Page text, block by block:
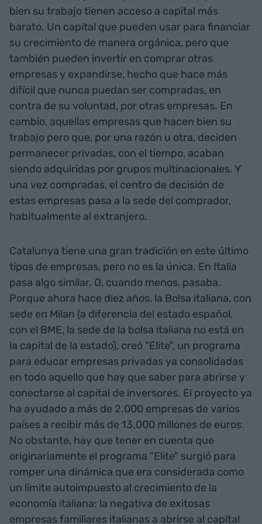
bien su trabajo tienen acceso a capital más
barato. Un capital que pueden usar para financiar
su crecimiento de manera orgánica, pero que
también pueden invertir en comprar otras
empresas y expandirse, hecho que hace más
difícil que nunca puedan ser compradas, en
contra de su voluntad, por otras empresas. En
cambio, aquellas empresas que hacen bien su
trabajo pero que, por una razón u otra, deciden
permanecer privadas, con el tiempo, acaban
siendo adquiridas por grupos multinacionales. Y
una vez compradas, el centro de decisión de
estas empresas pasa a la sede del comprador,
habitualmente al extranjero.
Catalunya tiene una gran tradición en este último
tipos de empresas, pero no es la única. En Italia
pasa algo similar. O, cuando menos, pasaba.
Porque ahora hace diez años, la Bolsa italiana, con
sede en Milan (a diferencia del estado español,
con el BME, la sede de la bolsa italiana no está en
la capital de la estado), creó "Elite", un programa
para educar empresas privadas ya consolidadas
en todo aquello que hay que saber para abrirse y
conectarse al capital de inversores. El proyecto ya
ha ayudado a más de 2.000 empresas de varios
países a recibir más de 13.000 millones de euros.
No obstante, hay que tener en cuenta que
originariamente el programa "Elite" surgió para
romper una dinámica que era considerada como
un límite autoimpuesto al crecimiento de la
economía italiana: la negativa de exitosas
empresas familiares italianas a abrirse al capital